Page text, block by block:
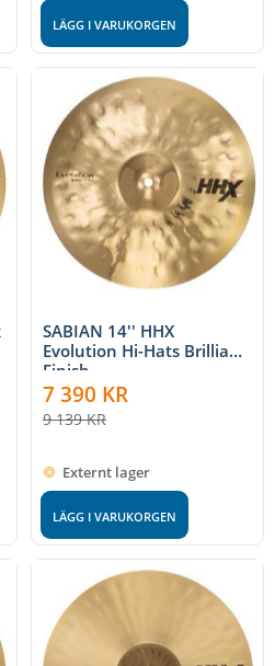
LÄGG I VARUKORGEN
SABIAN 14'' HHX
Evolution Hi-Hats Brilliant
Finish
7 390 KR
9 139KR
Externt lager
LÄGG I VARUKORGEN